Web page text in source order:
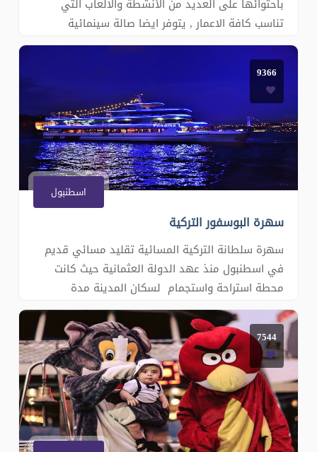
باحتوائها على العديد من الأنشطة والالعاب التي
تناسب كافة الاعمار , يتوفر ايضا صالة سينمائية
وصالات بولينغ , جولة في مركز تسوق لشراء الاشياء
التذكارية , ثم الانتقال لمتابعة العروض المهرجانية
العالمية الرائعة , ويمكنكم الجلوس في احدى المطاعم
الم
9366
اسطنبول
سهرة البوسفور التركية
سهرة سلطانة التركية المسائية تقليد مسائي قديم
في اسطنبول منذ عهد الدولة العثمانية حيث كانت
محطة استراحة واستجمام لسكان المدينة مدة
السهرة بضع ساعات معدودة على الباخرة الفاخرة ضمن
خليج البوسفور حيث يمكن مشاهدة معالم اسطنبول
ليلا اثناء المسير والتمتع باضواء المدينة مثل برج
الفتاة و&nbs
7544